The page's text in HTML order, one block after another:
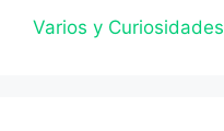
Varios y Curiosidades